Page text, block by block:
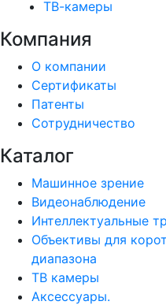
ТВ-камеры
Компания
О компании
Сертификаты
Патенты
Сотрудничество
Каталог
Машинное зрение
Видеонаблюдение
Интеллектуальные
Объективы для
диапазона
ТВ камеры
Аксессуары.